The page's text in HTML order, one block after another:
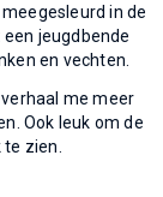
in de
jeugdbende
en vechten.
me meer
Ook leuk om de
zien.